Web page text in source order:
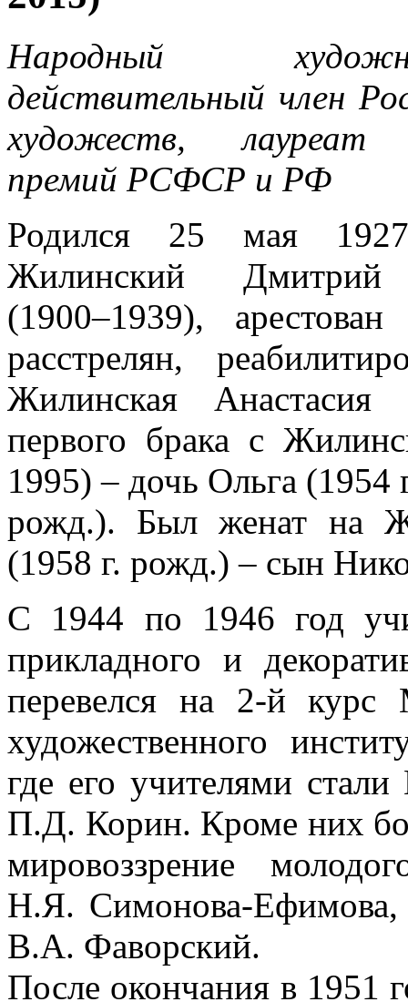
Народный
действительный член
художеств, лауреат
премий РСФСР и РФ
Родился 25 мая
Жилинский Дмитрий
(1900–1939),
расстрелян,
Жилинская
первого брака с
1995) – дочь Ольга
рожд.). Был женат на
(1958 г. рожд.) – сын
С 1944 по 1946 год
прикладного и
перевелся на 2-й курс
художественного
где его учителями
П.Д. Корин. Кроме них
мировоззрение
Н.Я. Симонова-
В.А. Фаворский.
После окончания в 1951